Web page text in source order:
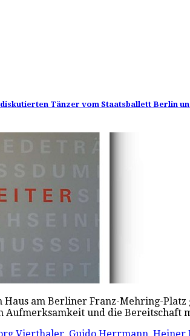
Tänzer vom Staatsballett Berlin
am Berliner Franz-Mehring-
Aufmerksamkeit und die Bereitschaft